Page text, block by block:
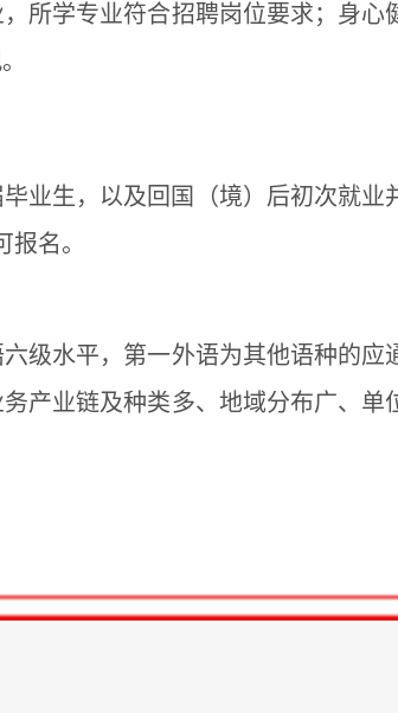
所学专业符合招聘岗位要求；身心
业生，以及回国（境）后初次就
名。
级水平，第一外语为其他语种的应
产业链及种类多、地域分布广、单